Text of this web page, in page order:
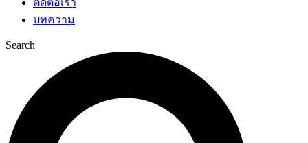
ติดต่อเรา
บทความ
Search